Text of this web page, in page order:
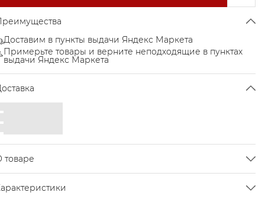
Доставим в пункты выдачи Яндекс Маркета
Примерьте товары и верните неподходящие в пунктах
выдачи Яндекс Маркета
товаре
топ для фитнеса, кардио или йоги.